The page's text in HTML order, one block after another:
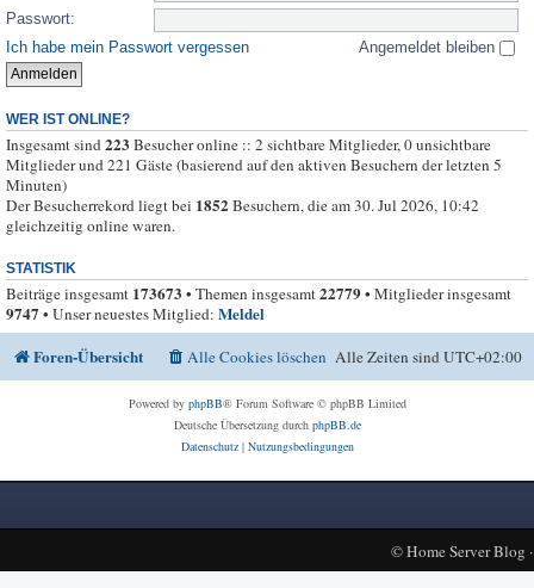
Passwort:
Ich habe mein Passwort vergessen
Angemeldet bleiben
WER IST ONLINE?
Insgesamt sind223 Besucher online :: 2 sichtbare Mitglieder, 0 unsichtbare
Mitglieder und 221 Gäste (basierend auf den aktiven Besuchern der letzten 5
Minuten)
Der Besucherrekord liegt bei 1852Besuchern, die am 30. Jul 2026, 10:42
gleichzeitig online waren.
STATISTIK
Beiträge insgesamt 173673 • Themen insgesamt22779• Mitglieder insgesamt
9747• Unser neuestes Mitglied: Meldel
Foren-Übersicht
Alle Zeiten sindUTC+02:00
Alle Cookies löschen
Powered by phpBB® Forum Software © phpBB Limited
Deutsche Übersetzung durch phpBB.de
Datenschutz| Nutzungsbedingungen
©Home Server Blog